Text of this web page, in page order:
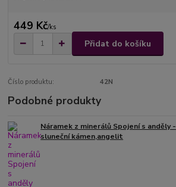
449 Kč/ks
Přidat do košíku
Číslo produktu: 42N
Podobné produkty
Náramek z minerálů Spojení s anděly -
sluneční kámen,angelit